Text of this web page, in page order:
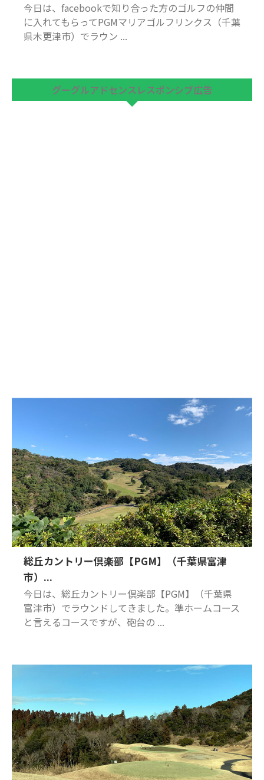
今日は、facebookで知り合った方のゴルフの仲間
に入れてもらってPGMマリアゴルフリンクス（千葉
県木更津市）でラウン ...
グーグルアドセンスレスポンシブ広告
総丘カントリー倶楽部【PGM】（千葉県富津
市）...
今日は、総丘カントリー倶楽部【PGM】（千葉県
富津市）でラウンドしてきました。準ホームコース
と言えるコースですが、砲台の ...